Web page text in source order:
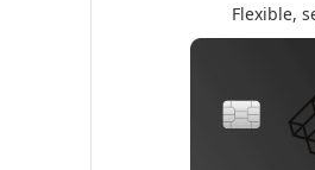
Flexible,